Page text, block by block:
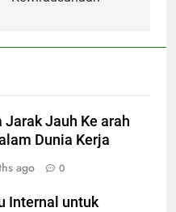
Jarak Jauh Ke arah
Dunia Kerja
ago 0
Internal untuk